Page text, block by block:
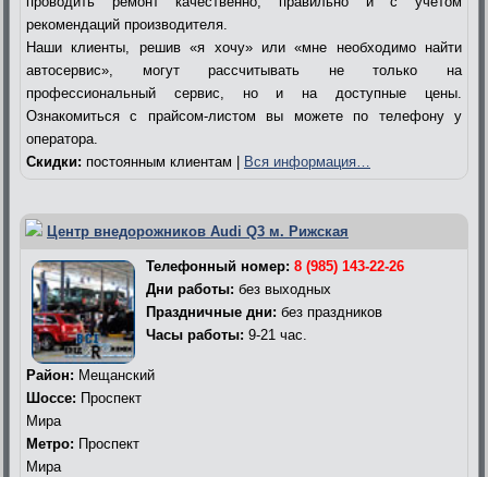
рекомендаций производителя.
Наши клиенты, решив «я хочу» или «мне необходимо найти
автосервис», могут рассчитывать не только на
профессиональный сервис, но и на доступные цены.
Ознакомиться с прайсом-листом вы можете по телефону у
оператора.
Скидки: постоянным клиентам | Вся информация…
Центр внедорожников Audi Q3 м. Рижская
Телефонный номер: 8 (985) 143-22-26
Дни работы: без выходных
Праздничные дни: без праздников
Часы работы: 9-21 час.
Район: Мещанский
Шоссе: Проспект
Мира
Метро: Проспект
Мира